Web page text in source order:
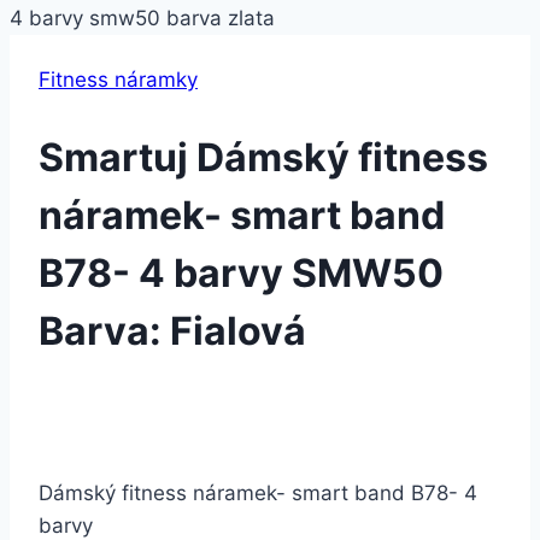
Fitness náramky
Smartuj Dámský fitness
náramek- smart band
B78- 4 barvy SMW50
Barva: Fialová
Dámský fitness náramek- smart band B78- 4
barvy